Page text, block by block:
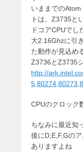
いままでの
トは、Z3735と
ドコアCPUで
大2.16Ghzに引
た動作が見込め
Z3736とZ3735
http://
CPUのクロック
ちなみに最近知
後にD,E,F,Gの
ありますよね